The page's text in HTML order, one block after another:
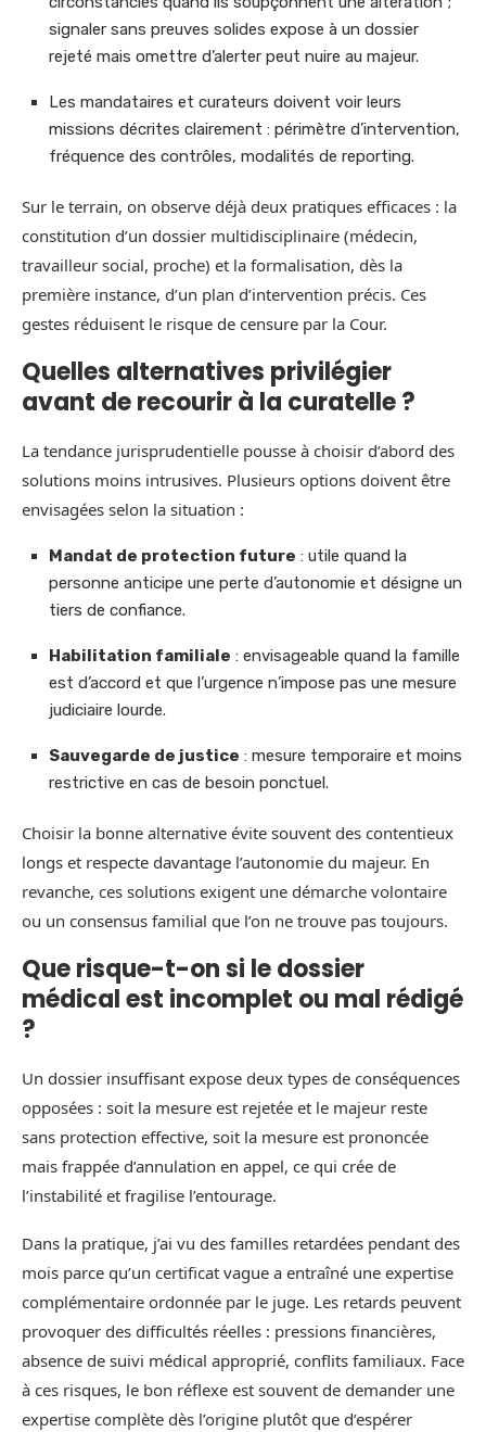
signaler sans preuves solides expose à un dossier
rejeté mais omettre d’alerter peut nuire au majeur.
Les mandataires et curateurs doivent voir leurs
missions décrites clairement : périmètre d’intervention,
fréquence des contrôles, modalités de reporting.
Sur le terrain, on observe déjà deux pratiques efficaces : la
constitution d’un dossier multidisciplinaire (médecin,
travailleur social, proche) et la formalisation, dès la
première instance, d’un plan d’intervention précis. Ces
gestes réduisent le risque de censure par la Cour.
Quelles alternatives privilégier
avant de recourir à la curatelle ?
La tendance jurisprudentielle pousse à choisir d’abord des
solutions moins intrusives. Plusieurs options doivent être
envisagées selon la situation :
Mandat de protection future : utile quand la
personne anticipe une perte d’autonomie et désigne un
tiers de confiance.
Habilitation familiale : envisageable quand la famille
est d’accord et que l’urgence n’impose pas une mesure
judiciaire lourde.
Sauvegarde de justice : mesure temporaire et moins
restrictive en cas de besoin ponctuel.
Choisir la bonne alternative évite souvent des contentieux
longs et respecte davantage l’autonomie du majeur. En
revanche, ces solutions exigent une démarche volontaire
ou un consensus familial que l’on ne trouve pas toujours.
Que risque-t-on si le dossier
médical est incomplet ou mal rédigé
?
Un dossier insuffisant expose deux types de conséquences
opposées : soit la mesure est rejetée et le majeur reste
sans protection effective, soit la mesure est prononcée
mais frappée d’annulation en appel, ce qui crée de
l’instabilité et fragilise l’entourage.
Dans la pratique, j’ai vu des familles retardées pendant des
mois parce qu’un certificat vague a entraîné une expertise
complémentaire ordonnée par le juge. Les retards peuvent
provoquer des difficultés réelles : pressions financières,
absence de suivi médical approprié, conflits familiaux. Face
à ces risques, le bon réflexe est souvent de demander une
expertise complète dès l’origine plutôt que d’espérer